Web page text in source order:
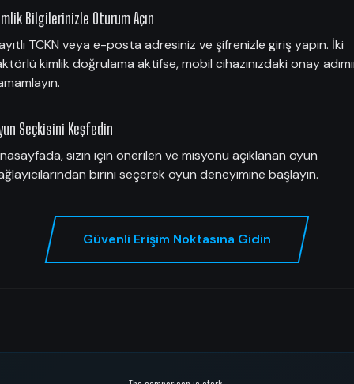
Bilgilerinizle Oturum Açın
TCKN veya e-posta adresiniz ve şifrenizle giriş yapın. İki
kimlik doğrulama aktifse, mobil cihazınızdaki onay
Seçkisini Keşfedin
sizin için önerilen ve misyonu açıklanan oyun
birini seçerek oyun deneyimine başlayın.
Güvenli Erişim Noktasına Gidin